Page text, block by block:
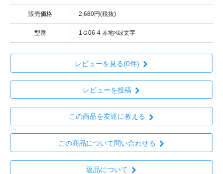
販売価格 2,680円(税抜)
型番 1Ｇ06-4 赤地×緑文字
レビューを見る(0件)
レビューを投稿
この商品を友達に教える
この商品について問い合わせる
返品について